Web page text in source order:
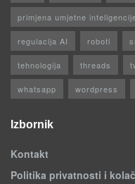
primjena umjetne
regulacija AI roboti
tehnologija threads
whatsapp wordpress
Izbornik
Kontakt
Politika privatnosti i